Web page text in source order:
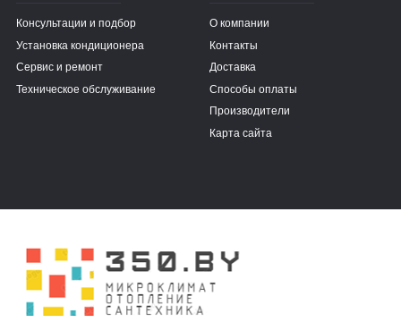
Консультации и подбор
Установка кондиционера
Сервис и ремонт
Техническое обслуживание
О компании
Контакты
Доставка
Способы оплаты
Производители
Карта сайта